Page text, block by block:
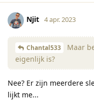
Njit 4 apr. 2023
Chantal533
Maar
eigenlijk is?
Nee? Er zijn meerdere
lijkt me...